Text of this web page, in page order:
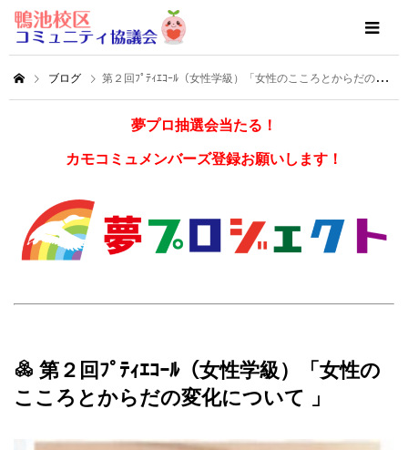
ブログ 第２回ﾌﾟﾃｨｴｺｰﾙ（女性学級）「女性のこころとからだの変化について 」
夢プロ抽選会当たる！
カモコミュメンバーズ登録お願いします！
第２回ﾌﾟﾃｨｴｺｰﾙ（女性学級）「女性の
こころとからだの変化について 」